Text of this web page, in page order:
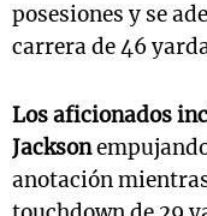
posesiones y se
carrera de 46
Los aficionados
Jackson
anotación